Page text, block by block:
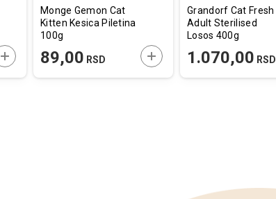
DODAJTE U KORPU
Monge Gemon Cat
Kitten Kesica Piletina
100g
89,00 RSD DODAJTE U KORPU
Grandorf Cat Fresh
Adult Sterilised
Losos 400g
1.070,00 RSD